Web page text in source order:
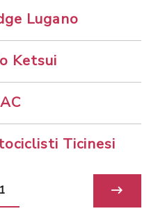
Lugano
Ketsui
Ticinesi
1